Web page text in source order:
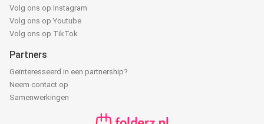
Volg ons op Instagram
Volg ons op Youtube
Volg ons op TikTok
Partners
Geïnteresseerd in een partnership?
Neem contact op
Samenwerkingen